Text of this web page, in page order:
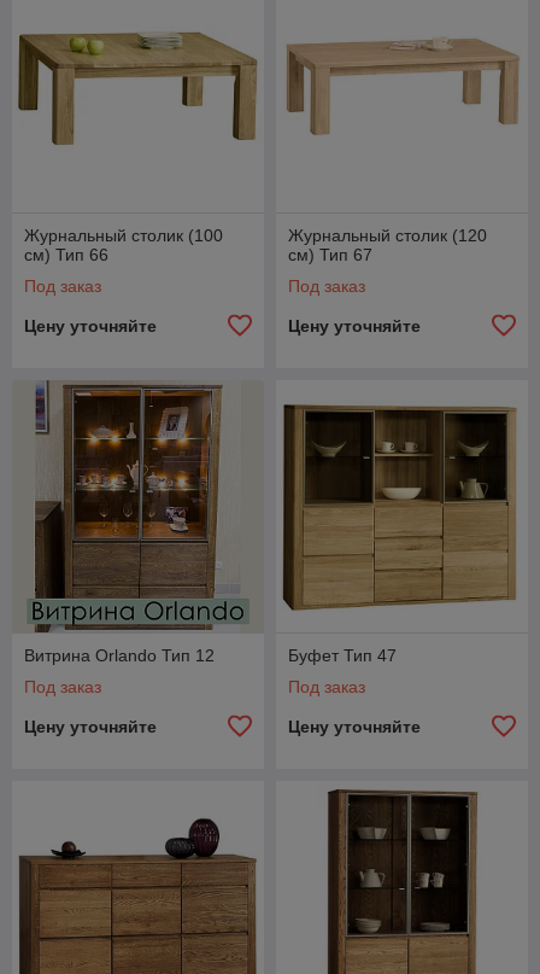
Журнальный столик (100
см) Тип 66
Под заказ
Цену уточняйте
Журнальный столик (120
см) Тип 67
Под заказ
Цену уточняйте
Витрина Orlando Тип 12
Под заказ
Цену уточняйте
Буфет Тип 47
Под заказ
Цену уточняйте